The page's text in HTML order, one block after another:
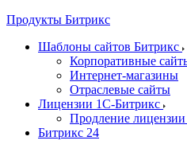
Продукты Битрикс
Шаблоны сайтов Битрикс
Корпоративные
Интернет-магазины
Отраслевые сайты
Лицензии 1С-Битрикс
Продление
Битрикс 24